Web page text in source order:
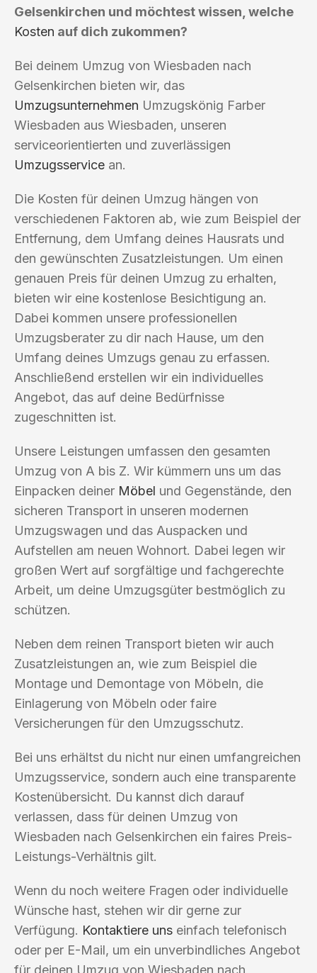
Gelsenkirchen und möchtest wissen, welche
Kosten auf dich zukommen?
Bei deinem Umzug von Wiesbaden nach
Gelsenkirchen bieten wir, das
Umzugsunternehmen Umzugskönig Farber
Wiesbaden aus Wiesbaden, unseren
serviceorientierten und zuverlässigen
Umzugsservice an.
Die Kosten für deinen Umzug hängen von
verschiedenen Faktoren ab, wie zum Beispiel der
Entfernung, dem Umfang deines Hausrats und
den gewünschten Zusatzleistungen. Um einen
genauen Preis für deinen Umzug zu erhalten,
bieten wir eine kostenlose Besichtigung an.
Dabei kommen unsere professionellen
Umzugsberater zu dir nach Hause, um den
Umfang deines Umzugs genau zu erfassen.
Anschließend erstellen wir ein individuelles
Angebot, das auf deine Bedürfnisse
zugeschnitten ist.
Unsere Leistungen umfassen den gesamten
Umzug von A bis Z. Wir kümmern uns um das
Einpacken deiner Möbel und Gegenstände, den
sicheren Transport in unseren modernen
Umzugswagen und das Auspacken und
Aufstellen am neuen Wohnort. Dabei legen wir
großen Wert auf sorgfältige und fachgerechte
Arbeit, um deine Umzugsgüter bestmöglich zu
schützen.
Neben dem reinen Transport bieten wir auch
Zusatzleistungen an, wie zum Beispiel die
Montage und Demontage von Möbeln, die
Einlagerung von Möbeln oder faire
Versicherungen für den Umzugsschutz.
Bei uns erhältst du nicht nur einen umfangreichen
Umzugsservice, sondern auch eine transparente
Kostenübersicht. Du kannst dich darauf
verlassen, dass für deinen Umzug von
Wiesbaden nach Gelsenkirchen ein faires Preis-
Leistungs-Verhältnis gilt.
Wenn du noch weitere Fragen oder individuelle
Wünsche hast, stehen wir dir gerne zur
Verfügung. Kontaktiere uns einfach telefonisch
oder per E-Mail, um ein unverbindliches Angebot
für deinen Umzug von Wiesbaden nach